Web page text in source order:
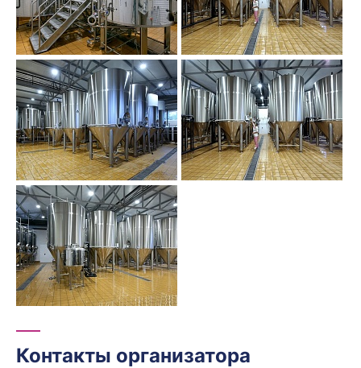
Контакты организатора